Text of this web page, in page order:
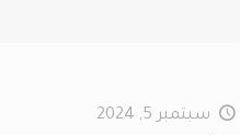
سبتمبر 5, 2024